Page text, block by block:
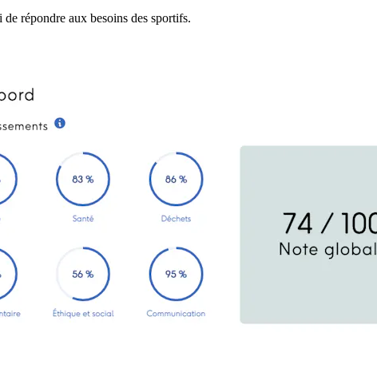
répondre aux besoins des sportifs.